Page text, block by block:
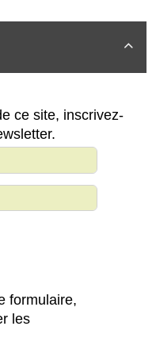

ce site, inscrivez-
formulaire,
les